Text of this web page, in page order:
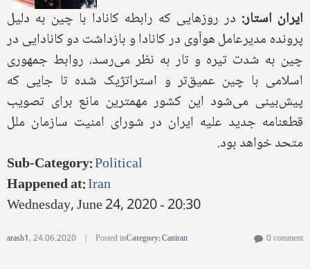
ایران استار: در روزهایی که رابطه کانادا با چین به دلیل
پرونده مدیرعامل هوآوی در کانادا و بازداشت دو کانادایی در
چین به شدت تیره و تار به نظر می‌رسد، روابط جمهوری
اسلامی با چین عمیق‌تر و استراتژیک شده تا جایی که
پیش‌بینی می‌شود این کشور مهمترین مانع برای تصویب
قطعنامه جدید علیه ایران در شورای امنیت سازمان ملل
متحد خواهد بود.
Sub-Category:Political
Happened at:Iran
Wednesday, June 24, 2020 - 20:30
arash1,24.06.2020 | Posted inCategory:Caniran 0 comment